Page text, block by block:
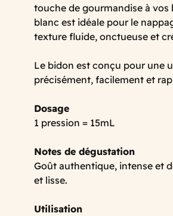
touche de gourmandise à
blanc est idéale pour le
texture fluide, onctueuse et
Le bidon est conçu pour une
précisément, facilement et
Dosage
1 pression = 15mL
Notes de dégustation
Goût authentique, intense et
et lisse.
Utilisation